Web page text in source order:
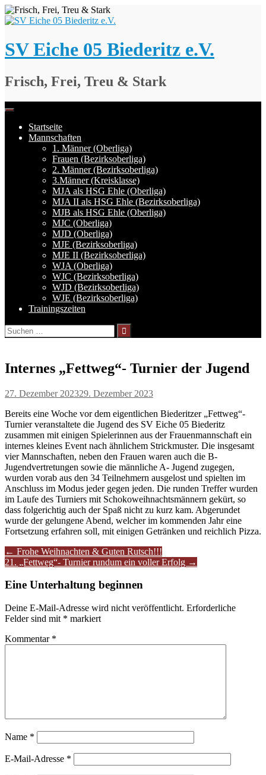
Springe
zum
SV Eiche 05 Biederitz e.V.
Frisch, Frei, Treu & Stark
Startseite
Mannschaften
1. Männer (Oberliga)
Frauen (Bezirksoberliga)
2. Männer (Bezirksoberliga)
3.Männer (Kreisklasse)
MJA als HSG Ehle (Oberliga)
MJA II als HSG Ehle (Bezirksoberliga)
MJB als HSG Ehle (Oberliga)
MJC (Oberliga)
MJD (Oberliga)
MJE (Bezirksoberliga)
MJE II (Bezirksoberliga)
WJA (Oberliga)
WJC (Bezirksoberliga)
WJD (Bezirksoberliga)
WJE (Bezirksoberliga)
Trainingszeiten
Suchen
nach:
Internes „Fettweg“- Turnier der Jugend
27. Dezember 202329. Dezember 2023
Bereits eine Woche vor dem eigentlichen Biederitzer „Fettweg“-
Turnier veranstaltete die Jugend des SV Eiche 05 Biederitz
zusammen mit einigen Spielerinnen aus der Frauenmannschaft ein
internes kleines Event nach ähnlichem Strickmuster. Die insgesamt
vier Mannschaften, neben den Frauen waren auch die B-
Jugendvertretungen sowie die männliche A- Jugend zugegen,
wurden vorab aus den 34 Teilnehmern ausgelost und spielten im
Anschluss im Modus jeder gegen jeden. Die runden Treffer wurden
im Laufe des Turniers mit Schokoweihnachtsmännern gekürt, so
dass folgerichtig auch der Spaß nicht zu kurz kam. Abgerundet
wurde der gelungene Abend, welcher im kommenden Jahr eine
Fortsetzung erfahren soll, mit einigen Getränken und reichlich Pizza.
Artikel-
Navigation
← Frohe Weihnachten & Guten Rutsch!!!
21. „Fettweg“- Turnier rundum ein voller Erfolg →
Eine Unterhaltung beginnen
Deine E-Mail-Adresse wird nicht veröffentlicht. Erforderliche
Felder sind mit * markiert
Kommentar *
Name *
E-Mail-Adresse *